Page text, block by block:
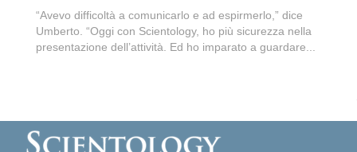
“Avevo difficoltà a comunicarlo e ad espirmerlo,” dice
Umberto. “Oggi con Scientology, ho più sicurezza nella
presentazione dell’attività. Ed ho imparato a guardare...